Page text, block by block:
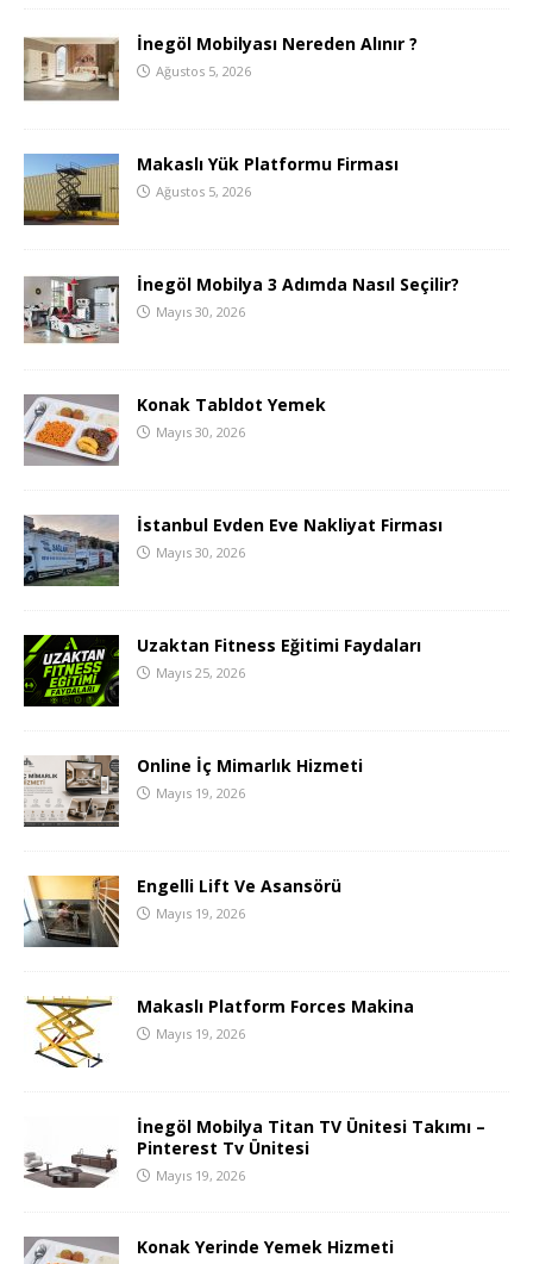
İnegöl Mobilyası Nereden Alınır ?
Ağustos 5, 2026
Makaslı Yük Platformu Firması
Ağustos 5, 2026
İnegöl Mobilya 3 Adımda Nasıl Seçilir?
Mayıs 30, 2026
Konak Tabldot Yemek
Mayıs 30, 2026
İstanbul Evden Eve Nakliyat Firması
Mayıs 30, 2026
Uzaktan Fitness Eğitimi Faydaları
Mayıs 25, 2026
Online İç Mimarlık Hizmeti
Mayıs 19, 2026
Engelli Lift Ve Asansörü
Mayıs 19, 2026
Makaslı Platform Forces Makina
Mayıs 19, 2026
İnegöl Mobilya Titan TV Ünitesi Takımı –
Pinterest Tv Ünitesi
Mayıs 19, 2026
Konak Yerinde Yemek Hizmeti